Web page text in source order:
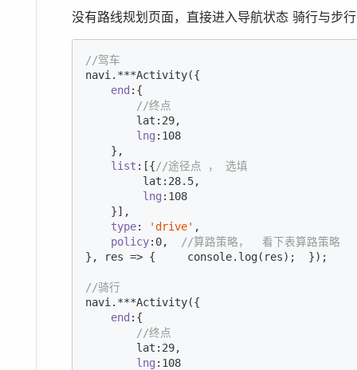
没有路线规划页面，直接进入导航状态 骑行与步
//驾车
navi.***Activity({
end :{
//终点
        lat:
29,
lng : 108
    },
list :[{//途径点 ， 选填
         lat:
28.5,
lng : 108
    }],
type: 'drive' ,
policy: 0,
//算路策略，  看下表算路策略
}, res => { console.log(res);  });
//骑行
navi.***Activity({
end :{
//终点
        lat:
29,
lng : 108